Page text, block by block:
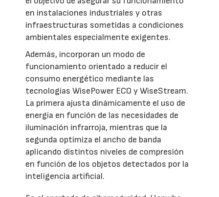
en instalaciones industriales y otras
infraestructuras sometidas a condiciones
ambientales especialmente exigentes.
Además, incorporan un modo de
funcionamiento orientado a reducir el
consumo energético mediante las
tecnologías WisePower ECO y WiseStream.
La primera ajusta dinámicamente el uso de
energía en función de las necesidades de
iluminación infrarroja, mientras que la
segunda optimiza el ancho de banda
aplicando distintos niveles de compresión
en función de los objetos detectados por la
inteligencia artificial.